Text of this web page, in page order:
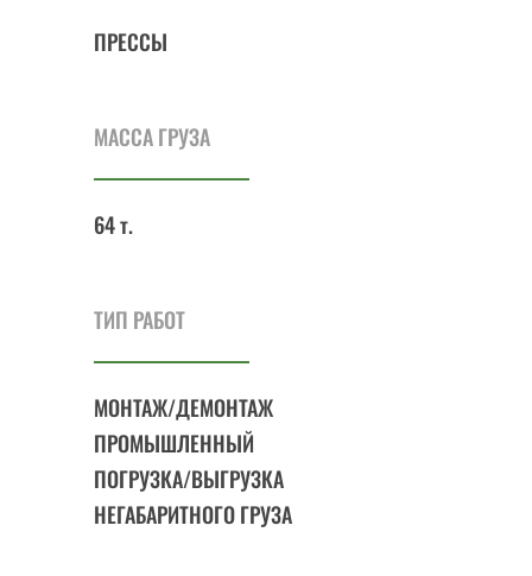
ПРЕССЫ
МАССА ГРУЗА
64 т.
ТИП РАБОТ
МОНТАЖ/ДЕМОНТАЖ
ПРОМЫШЛЕННЫЙ
ПОГРУЗКА/ВЫГРУЗКА
НЕГАБАРИТНОГО ГРУЗА